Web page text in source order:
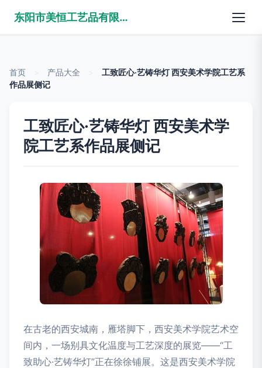
东阳市美恒工艺品有限公司
首页 产品大全
工致匠心·艺铸华灯 西安美术学院工艺系
作品展侧记
工致匠心·艺铸华灯 西安美术学
院工艺系作品展侧记
在古老的西安城南，雁塔脚下，西安美术学院艺术空
间内，一场别具文化温度与工艺深度的展览——“工
致助心·艺铸华灯”正在徐徐铺展。这是西安美术学院